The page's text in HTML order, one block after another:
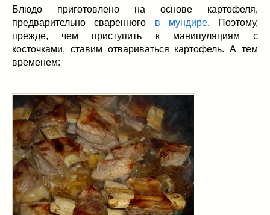
Блюдо приготовлено на основе картофеля,
предварительно сваренного в мундире. Поэтому,
прежде, чем приступить к манипуляциям с
косточками, ставим отвариваться картофель. А тем
временем: